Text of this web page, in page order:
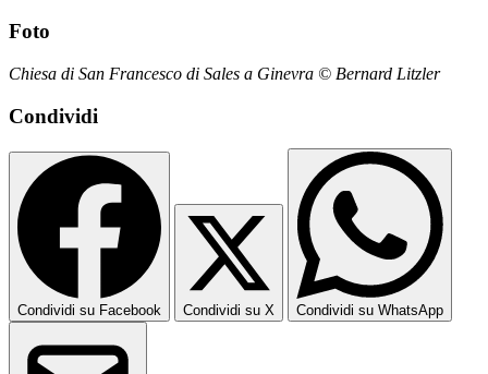
Foto
Chiesa di San Francesco di Sales a Ginevra © Bernard Litzler
Condividi
Condividi su Facebook Condividi su X Condividi su WhatsApp